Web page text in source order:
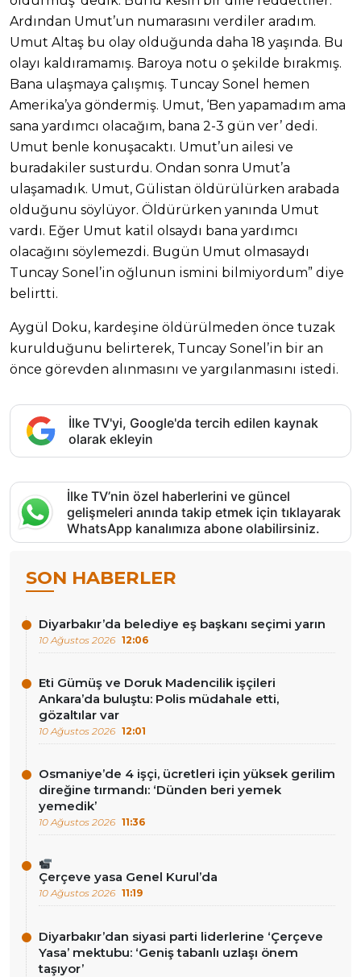
Ardından Umut’un numarasını verdiler aradım.
Umut Altaş bu olay olduğunda daha 18 yaşında. Bu
olayı kaldıramamış. Baroya notu o şekilde bırakmış.
Bana ulaşmaya çalışmış. Tuncay Sonel hemen
Amerika’ya göndermiş. Umut, ‘Ben yapamadım ama
sana yardımcı olacağım, bana 2-3 gün ver’ dedi.
Umut benle konuşacaktı. Umut’un ailesi ve
buradakiler susturdu. Ondan sonra Umut’a
ulaşamadık. Umut, Gülistan öldürülürken arabada
olduğunu söylüyor. Öldürürken yanında Umut
vardı. Eğer Umut katil olsaydı bana yardımcı
olacağını söylemezdi. Bugün Umut olmasaydı
Tuncay Sonel’in oğlunun ismini bilmiyordum” diye
belirtti.
Aygül Doku, kardeşine öldürülmeden önce tuzak
kurulduğunu belirterek, Tuncay Sonel’in bir an
önce görevden alınmasını ve yargılanmasını istedi.
İlke TV'yi, Google'da tercih edilen kaynak
olarak ekleyin
İlke TV’nin özel haberlerini ve güncel
gelişmeleri anında takip etmek için tıklayarak
WhatsApp kanalımıza abone olabilirsiniz.
SON HABERLER
Diyarbakır’da belediye eş başkanı seçimi yarın
10 Ağustos 2026 12:06
Eti Gümüş ve Doruk Madencilik işçileri
Ankara’da buluştu: Polis müdahale etti,
gözaltılar var
10 Ağustos 2026 12:01
Osmaniye’de 4 işçi, ücretleri için yüksek gerilim
direğine tırmandı: ‘Dünden beri yemek
yemedik’
10 Ağustos 2026 11:36
Çerçeve yasa Genel Kurul’da
10 Ağustos 2026 11:19
Diyarbakır’dan siyasi parti liderlerine ‘Çerçeve
Yasa’ mektubu: ‘Geniş tabanlı uzlaşı önem
taşıyor’